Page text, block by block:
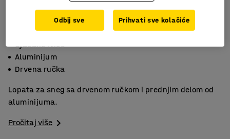
Ojačane ivice
Aluminijum
Drvena ručka
Lopata za sneg sa drvenom ručkom i prednjim delom od
aluminijuma.
Pročitaj više
Odbij sve Prihvati sve kolačiće